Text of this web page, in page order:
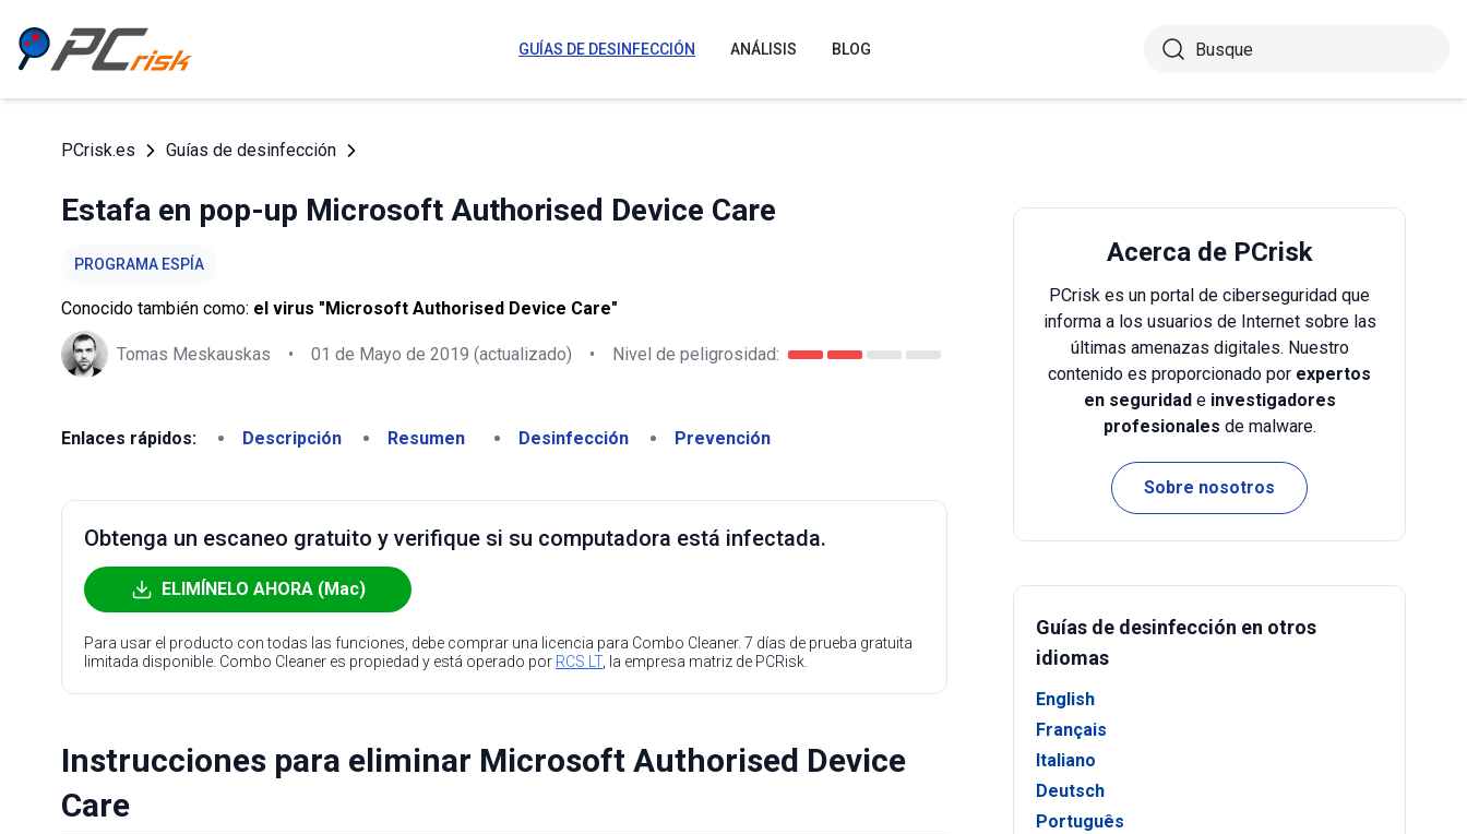
GUÍAS DE DESINFECCIÓN ANÁLISIS BLOG
PCrisk.es Guías de desinfección
Estafa en pop-up Microsoft Authorised Device Care
PROGRAMA ESPÍA
Conocido también como: el virus "Microsoft Authorised Device Care"
Tomas Meskauskas • 01 de Mayo de 2019 (actualizado) • Nivel de peligrosidad:
Enlaces rápidos: Descripción Resumen Desinfección Prevención
Obtenga un escaneo gratuito y verifique si su computadora está infectada.
ELIMÍNELO AHORA (Mac)
Para usar el producto con todas las funciones, debe comprar una licencia para Combo Cleaner. 7 días de prueba gratuita
limitada disponible. Combo Cleaner es propiedad y está operado por RCS LT, la empresa matriz de PCRisk.
Instrucciones para eliminar Microsoft Authorised Device
Care
Acerca de PCrisk
PCrisk es un portal de ciberseguridad que
informa a los usuarios de Internet sobre las
últimas amenazas digitales. Nuestro
contenido es proporcionado por expertos
en seguridade investigadores
profesionales de malware.
Sobre nosotros
Guías de desinfección en otros
idiomas
English
Français
Italiano
Deutsch
Português